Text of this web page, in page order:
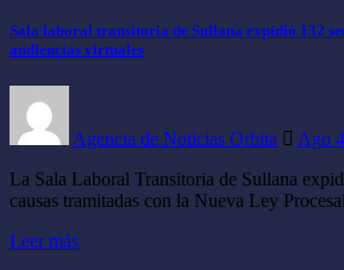
Sala laboral transitoria de Sullana expidió 132
audiencias virtuales
Agencia de Noticias Orbita Ago
La Sala Laboral Transitoria de Sullana
causas tramitadas con la Nueva Ley
Leer más